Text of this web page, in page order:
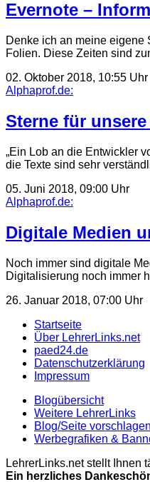
Evernote –
Denke ich an meine eigene
Folien. Diese Zeiten sind
02. Oktober 2018, 10:55 Uhr
Alphaprof.de:
Sterne für
„Ein Lob an die Entwickler
die Texte sind sehr
05. Juni 2018, 09:00 Uhr
Alphaprof.de:
Digitale Medien
Noch immer sind digitale
Digitalisierung noch immer
26. Januar 2018, 07:00 Uhr
Startseite
Über LehrerLinks.net
paed24.de
Datenschutzerklärung
Impressum
Blogübersicht
Weitere LehrerLinks
Blog/Seite vorschlagen
Werbegrafiken &
LehrerLinks.net stellt Ihnen
Ein herzliches